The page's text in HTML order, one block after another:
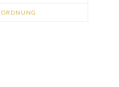
ORDNUNG